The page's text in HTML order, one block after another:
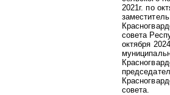
2021г. по
совета
октября
совета.